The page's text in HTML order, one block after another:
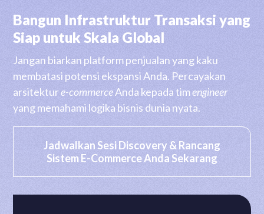
Bangun Infrastruktur Transaksi yang
Siap untuk Skala Global
Jangan biarkan platform penjualan yang kaku
membatasi potensi ekspansi Anda. Percayakan
arsitekture-commerceAnda kepada timengineer
yang memahami logika bisnis dunia nyata.
Jadwalkan Sesi Discovery & Rancang
Sistem E-Commerce Anda Sekarang